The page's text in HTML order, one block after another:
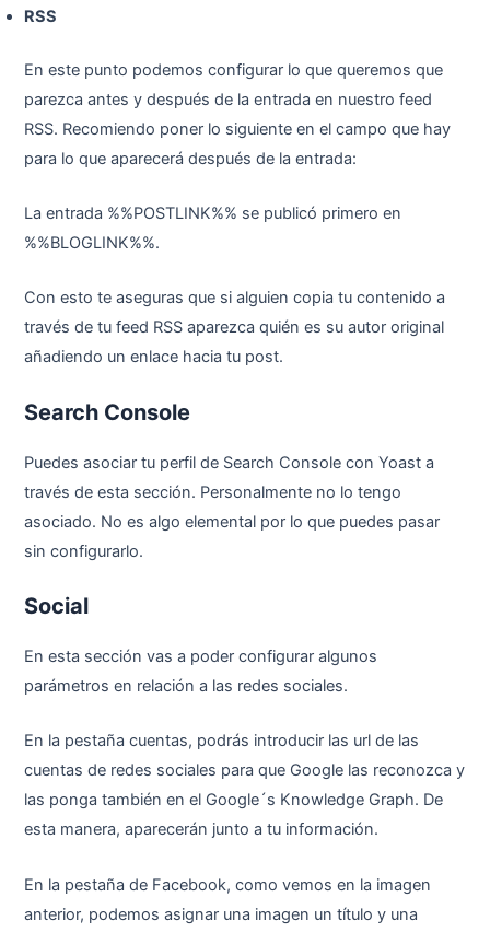
RSS
En este punto podemos configurar lo que queremos que
parezca antes y después de la entrada en nuestro feed
RSS. Recomiendo poner lo siguiente en el campo que hay
para lo que aparecerá después de la entrada:
La entrada %%POSTLINK%% se publicó primero en
%%BLOGLINK%%.
Con esto te aseguras que si alguien copia tu contenido a
través de tu feed RSS aparezca quién es su autor original
añadiendo un enlace hacia tu post.
Search Console
Puedes asociar tu perfil de Search Console con Yoast a
través de esta sección. Personalmente no lo tengo
asociado. No es algo elemental por lo que puedes pasar
sin configurarlo.
Social
En esta sección vas a poder configurar algunos
parámetros en relación a las redes sociales.
En la pestaña cuentas, podrás introducir las url de las
cuentas de redes sociales para que Google las reconozca y
las ponga también en el Google´s Knowledge Graph. De
esta manera, aparecerán junto a tu información.
En la pestaña de Facebook, como vemos en la imagen
anterior, podemos asignar una imagen un título y una